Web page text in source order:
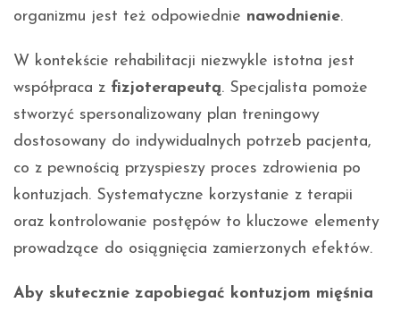
organizmu jest też odpowiednie nawodnienie.
W kontekście rehabilitacji niezwykle istotna jest
współpraca z fizjoterapeutą. Specjalista pomoże
stworzyć spersonalizowany plan treningowy
dostosowany do indywidualnych potrzeb pacjenta,
co z pewnością przyspieszy proces zdrowienia po
kontuzjach. Systematyczne korzystanie z terapii
oraz kontrolowanie postępów to kluczowe elementy
prowadzące do osiągnięcia zamierzonych efektów.
Aby skutecznie zapobiegać kontuzjom mięśnia